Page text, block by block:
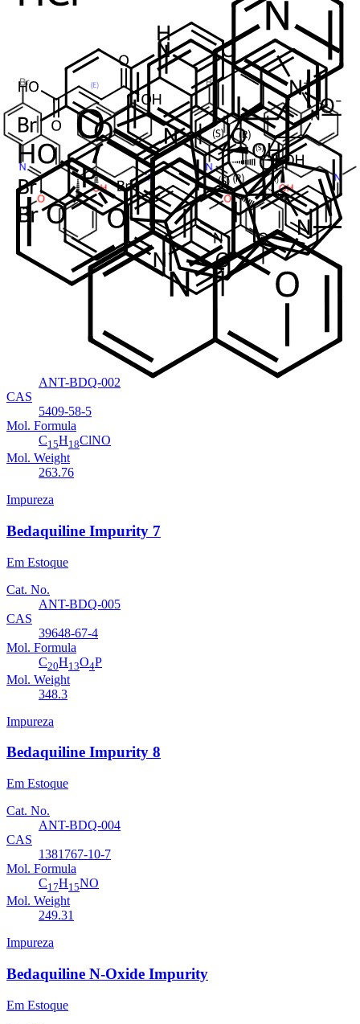
Bedaquiline Impurity 5
Em Estoque
Cat. No.
ANT-BDQ-008
CAS
654655-69-3
Mol. Formula
C17H
BrNO
Mol. Weight
Impureza
ANT-BDQ-002
CAS
5409-58-5
Mol. Formula
C15H18ClNO
Mol. Weight
263.76
Impureza
Bedaquiline Impurity 7
Em Estoque
Cat. No.
ANT-BDQ-005
CAS
39648-67-4
Mol. Formula
C20H13O4P
Mol. Weight
348.3
Impureza
Bedaquiline Impurity 8
Em Estoque
Cat. No.
ANT-BDQ-004
CAS
1381767-10-7
Mol. Formula
C17H15NO
Mol. Weight
249.31
Impureza
Bedaquiline N-Oxide Impurity
Em Estoque